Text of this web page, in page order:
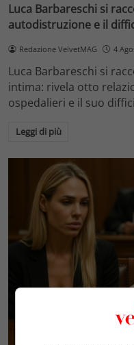
Luca Barbareschi si
autodistruzione e il
Redazione VelvetMAG 4
Luca Barbareschi si
intima: rivela otto
ospedalieri e il suo
Leggi di più